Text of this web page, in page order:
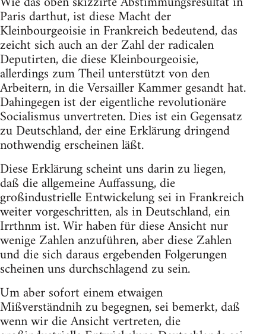
Paris darthut, ist diese Macht der
Kleinbourgeoisie in Frankreich bedeutend, das
zeicht sich auch an der Zahl der radicalen
Deputirten, die diese Kleinbourgeoisie,
allerdings zum Theil unterstützt von den
Arbeitern, in die Versailler Kammer gesandt hat.
Dahingegen ist der eigentliche revolutionäre
Socialismus unvertreten. Dies ist ein Gegensatz
zu Deutschland, der eine Erklärung dringend
nothwendig erscheinen läßt.
Diese Erklärung scheint uns darin zu liegen,
daß die allgemeine Auffassung, die
großindustrielle Entwickelung sei in Frankreich
weiter vorgeschritten, als in Deutschland, ein
Irrthnm ist. Wir haben für diese Ansicht nur
wenige Zahlen anzuführen, aber diese Zahlen
und die sich daraus ergebenden Folgerungen
scheinen uns durchschlagend zu sein.
Um aber sofort einem etwaigen
Mißverständnih zu begegnen, sei bemerkt, daß
wenn wir die Ansicht vertreten, die